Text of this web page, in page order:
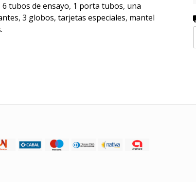
6 tubos de ensayo, 1 porta tubos, una
3 globos, tarjetas especiales, mantel